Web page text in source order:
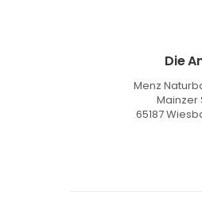
Die
Menz
Mainzer
65187